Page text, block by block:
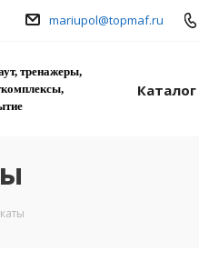
mariupol@topmaf.ru
тренажеры,
Каталог